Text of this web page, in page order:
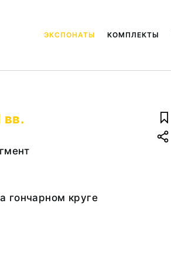
ЭКСПОНАТЫ КОМПЛЕКТЫ
вв.
гончарном круге